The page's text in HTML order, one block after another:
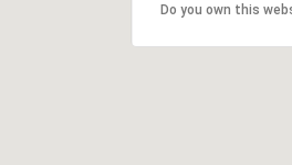
Do you own this